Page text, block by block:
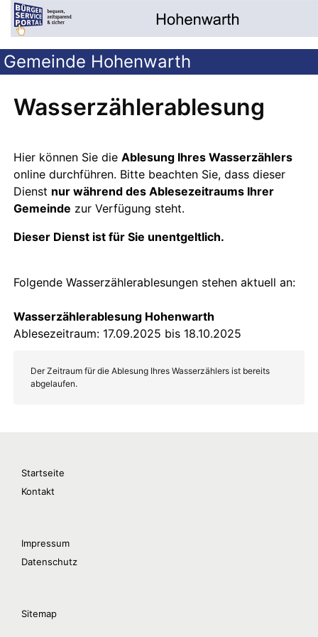
Gemeinde Hohenwarth
Startseite
Kontakt
Impressum
Datenschutz
Sitemap